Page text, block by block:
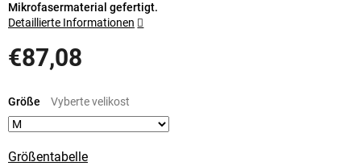
€87,08
Größentabelle
Größe
Mikrofasermaterial gefertigt.
Detaillierte Informationen